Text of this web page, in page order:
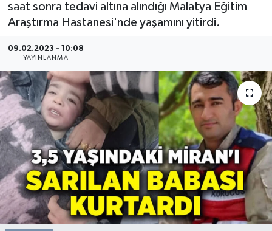
saat sonra tedavi altına alındığı Malatya Eğitim
Araştırma Hastanesi'nde yaşamını yitirdi.
09.02.2023 - 10:08
YAYINLANMA
Röportajlar